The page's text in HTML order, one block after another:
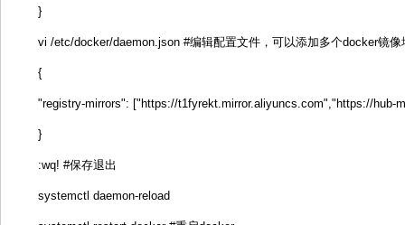
}
vi /etc/docker/daemon.json #编辑配置文件，可以添加多个docker镜像
{
"registry-mirrors": ["https://t1fyrekt.mirror.aliyuncs.com","https://hub-
}
:wq! #保存退出
systemctl daemon-reload